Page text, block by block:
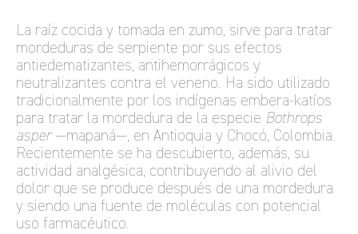
La raíz cocida y tomada en zumo, sirve para tratar
mordeduras de serpiente por sus efectos
antiedematizantes, antihemorrágicos y
neutralizantes contra el veneno. Ha sido utilizado
tradicionalmente por los indígenas embera-katíos
para tratar la mordedura de la especie Bothrops
asper—mapaná—, en Antioquia y Chocó, Colombia.
Recientemente se ha descubierto, además, su
actividad analgésica, contribuyendo al alivio del
dolor que se produce después de una mordedura
y siendo una fuente de moléculas con potencial
uso farmacéutico.